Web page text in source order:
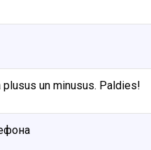
un minusus. Paldies!